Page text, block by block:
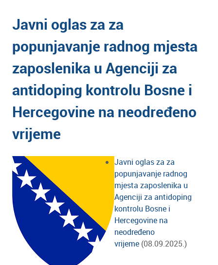
Javni oglas za za
popunjavanje radnog mjesta
zaposlenika u Agenciji za
antidoping kontrolu Bosne i
Hercegovine na neodređeno
vrijeme
Javni oglas za za
popunjavanje radnog
mjesta zaposlenika u
Agenciji za antidoping
kontrolu Bosne i
Hercegovine na
neodređeno
vrijeme (08.09.2025.)